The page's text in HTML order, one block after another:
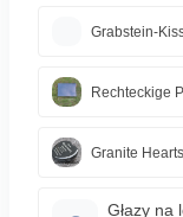
Grabstein-
Rechteckige
Granite Hearts
Głazy na